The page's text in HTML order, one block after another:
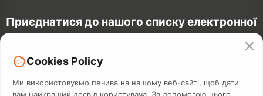
Приєднатися до нашого списку електронної
єднатися
Cookies Policy
Ми використовуємо печива на нашому веб-сайті, щоб дати